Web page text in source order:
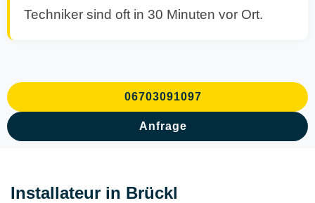
Techniker sind oft in 30 Minuten vor Ort.
06703091097
Anfrage
Installateur in Brückl